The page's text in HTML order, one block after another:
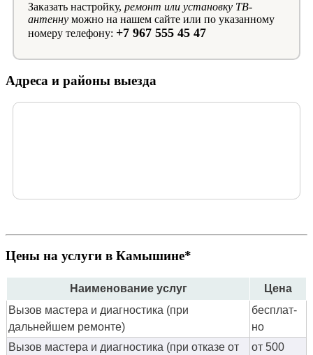
Заказать настройку, ремонт или установку ТВ-
антенну можно на нашем сайте или по указанному
номеру телефону: +7 967 555 45 47
Адреса и районы выезда
Цены на услуги в Камышине*
Наименование услуг
Цена
Вызов мастера и диагностика (при
дальнейшем ремонте)
бес­плат­
но
Вызов мастера и диагностика (при отказе от
от 500